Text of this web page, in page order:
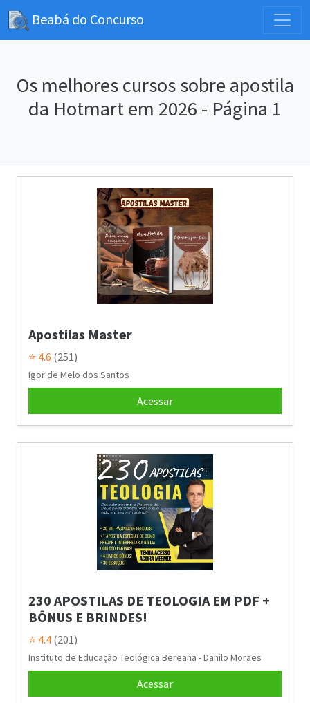
Beabá do Concurso
Os melhores cursos sobre apostila
da Hotmart em 2026 - Página 1
Apostilas Master
⭐ 4.6 (251)
Igor de Melo dos Santos
Acessar
230 APOSTILAS DE TEOLOGIA EM PDF +
BÔNUS E BRINDES!
⭐ 4.4 (201)
Instituto de Educação Teológica Bereana - Danilo Moraes
Acessar